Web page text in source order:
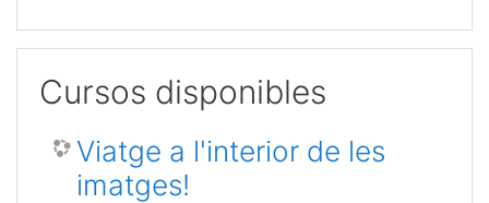
Cursos disponibles
Viatge a l'interior de les
imatges!